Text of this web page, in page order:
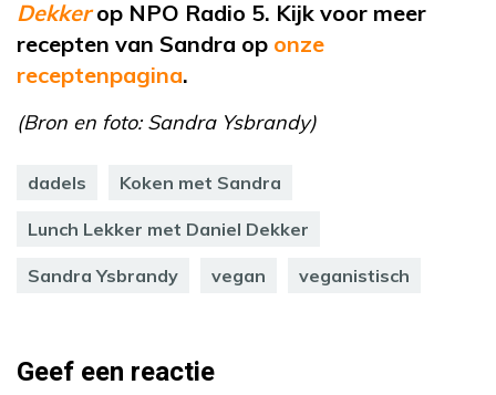
Dekkerop NPO Radio 5. Kijk voor meer
recepten van Sandra op onze
receptenpagina.
(Bron en foto: Sandra Ysbrandy)
dadels Koken met Sandra
Lunch Lekker met Daniel Dekker
Sandra Ysbrandy vegan veganistisch
Geef een reactie